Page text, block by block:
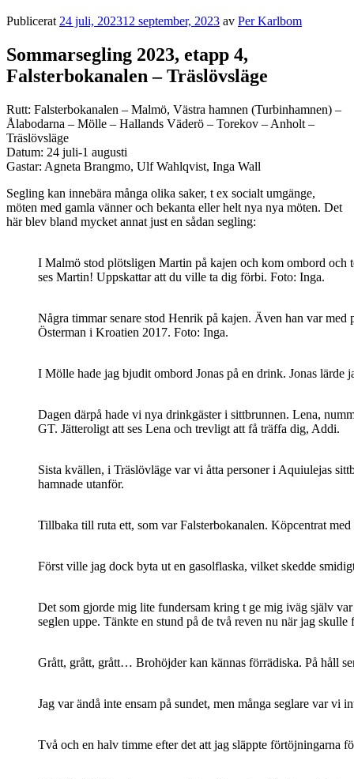
Publicerat 24 juli, 202312 september, 2023 av Per Karlbom
Sommarsegling 2023, etapp 4,
Falsterbokanalen – Träslövsläge
Rutt: Falsterbokanalen – Malmö, Västra hamnen (Turbinhamnen) –
Ålabodarna – Mölle – Hallands Väderö – Torekov – Anholt –
Träslövsläge
Datum: 24 juli-1 augusti
Gastar: Agneta Brangmo, Ulf Wahlqvist, Inga Wall
Segling kan innebära många olika saker, t ex socialt umgänge,
möten med gamla vänner och bekanta eller helt nya nya möten. Det
här blev bland mycket annat just en sådan segling:
I Malmö stod plötsligen Martin på kajen och kom ombord och
ses Martin! Uppskattar att du ville ta dig förbi. Foto: Inga.
Några timmar senare stod Henrik på kajen. Även han var
Österman i Kroatien 2017. Foto: Inga.
I Mölle hade jag bjudit ombord Jonas på en drink. Jonas lärde
Dagen därpå hade vi nya drinkgäster i sittbrunnen. Lena,
GT. Jätteroligt att ses Lena och trevligt att få träffa dig, Addi.
Sista kvällen, i Träslövläge var vi åtta personer i Aquiulejas
hamnade utanför.
Tillbaka till ruta ett, som var Falsterbokanalen. Köpcentrat
Först ville jag dock byta ut en gasolflaska, vilket skedde
Det som gjorde mig lite fundersam kring t ge mig iväg själv
seglen uppe. Tänkte en stund på de två reven nu när jag
Grått, grått, grått… Brohöjder kan kännas förrädiska. På håll
Jag var ändå inte ensam på sundet, men många seglare var vi
Två och en halv timme efter det att jag släppte förtöjningarna